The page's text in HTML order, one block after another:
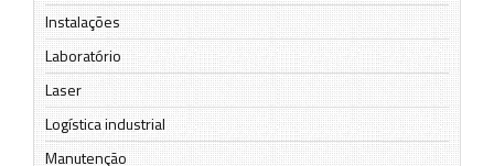
Instalações
Laboratório
Laser
Logística industrial
Manutenção